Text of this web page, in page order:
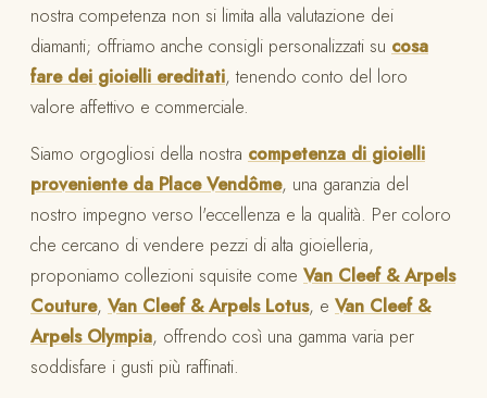
nostra competenza non si limita alla valutazione dei
diamanti; offriamo anche consigli personalizzati su cosa
fare dei gioielli ereditati, tenendo conto del loro
valore affettivo e commerciale.
Siamo orgogliosi della nostra competenza di gioielli
proveniente da Place Vendôme, una garanzia del
nostro impegno verso l'eccellenza e la qualità. Per coloro
che cercano di vendere pezzi di alta gioielleria,
proponiamo collezioni squisite come Van Cleef & Arpels
Couture, Van Cleef & Arpels Lotus, e Van Cleef &
Arpels Olympia, offrendo così una gamma varia per
soddisfare i gusti più raffinati.